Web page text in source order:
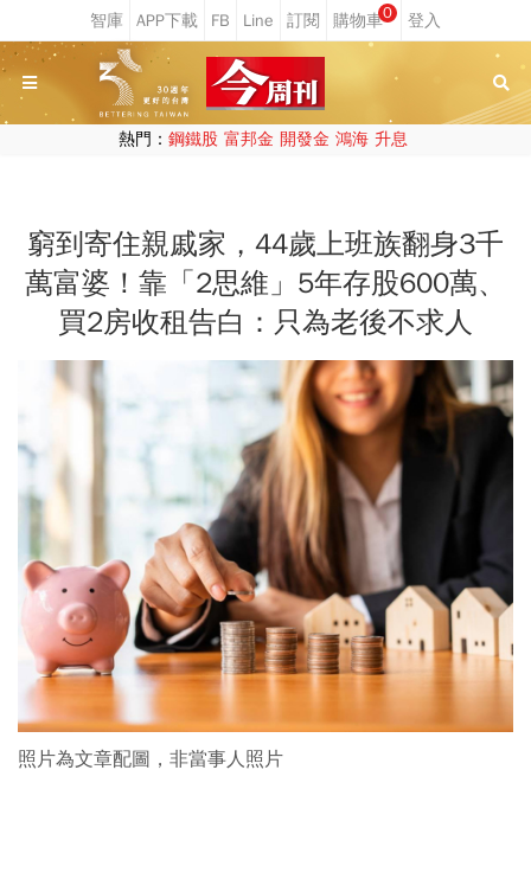
0
熱門： 鋼鐵股 富邦金 開發金 鴻海 升息
窮到寄住親戚家，44歲上班族翻身3千
萬富婆！靠「2思維」5年存股600萬、
買2房收租告白：只為老後不求人
照片為文章配圖，非當事人照片